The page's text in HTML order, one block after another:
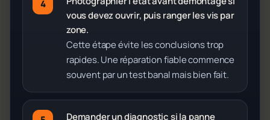
vous devez ouvrir, puis ranger les vis par
zone.
Cette étape évite les conclusions trop
rapides. Une réparation fiable commence
souvent par un test banal mais bien fait.
Demander un diagnostic si la panne